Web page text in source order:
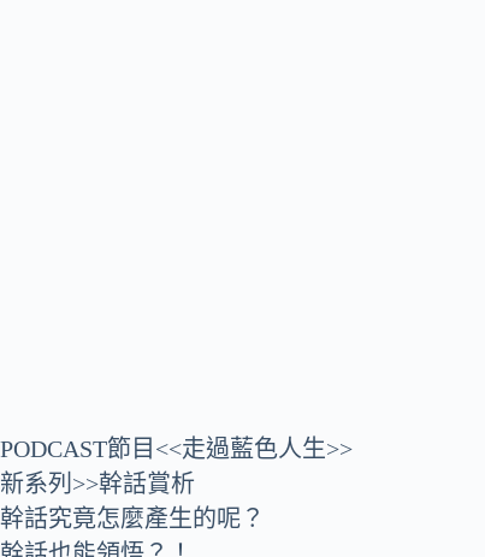
PODCAST節目<<走過藍色人生>>
新系列>>幹話賞析
幹話究竟怎麼產生的呢？